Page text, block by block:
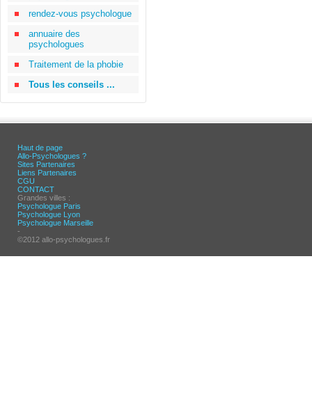
rendez-vous psychologue
annuaire des
psychologues
Traitement de la phobie
Tous les conseils ...
Haut de page
Allo-Psychologues ?
Sites Partenaires
Liens Partenaires
CGU
CONTACT
Grandes villes :
Psychologue Paris
Psychologue Lyon
Psychologue Marseille
-
©2012 allo-psychologues.fr